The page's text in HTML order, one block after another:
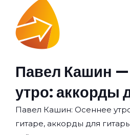
Павел Кашин
утро: аккорды
Павел Кашин: Осеннее
гитаре, аккорды для